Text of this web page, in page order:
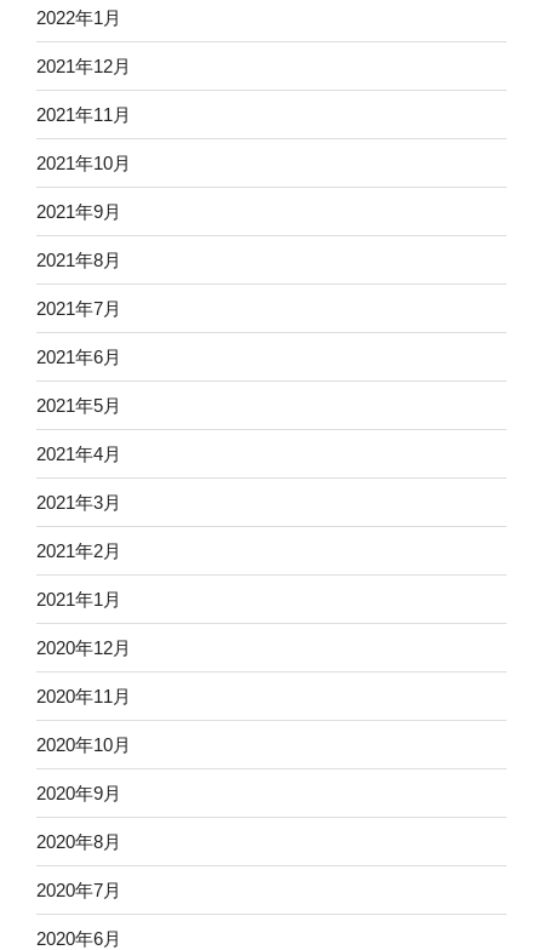
2022年1月
2021年12月
2021年11月
2021年10月
2021年9月
2021年8月
2021年7月
2021年6月
2021年5月
2021年4月
2021年3月
2021年2月
2021年1月
2020年12月
2020年11月
2020年10月
2020年9月
2020年8月
2020年7月
2020年6月